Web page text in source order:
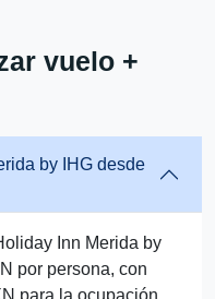
vuelo +
by IHG desde
Inn Merida by
por persona, con
para la ocupación